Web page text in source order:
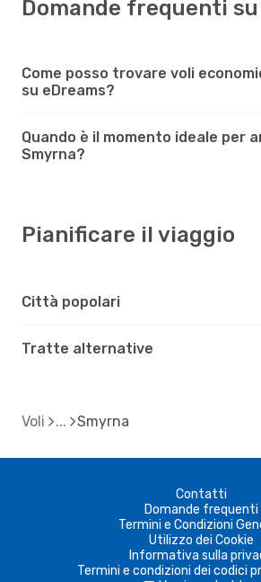
Domande frequenti
Come posso trovare voli
su eDreams?
Quando è il momento ideale per
Smyrna?
Pianificare il viaggio
Città popolari
Tratte alternative
Voli Smyrna
Contatti
Domande frequenti
Termini e Condizioni
Utilizzo dei Cookie
Informativa sulla
Termini e condizioni dei codici